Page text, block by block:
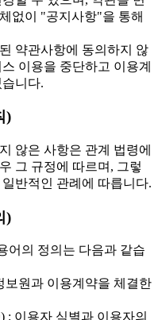
없이 "공지사항"을 통해
약관사항에 동의하지 않
이용을 중단하고 이용계
니다.
)
않은 사항은 관계 법령에
그 규정에 따르며, 그렇
반적인 관례에 따릅니다.
)
어의 정의는 다음과 같습
원과 이용계약을 체결한
이용자 식별과 이용자의